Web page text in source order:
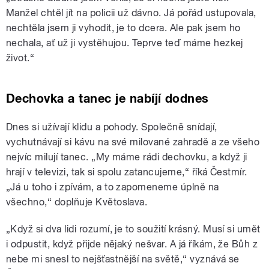
Manžel chtěl jít na policii už dávno. Já pořád ustupovala,
nechtěla jsem ji vyhodit, je to dcera. Ale pak jsem ho
nechala, ať už ji vystěhujou. Teprve teď máme hezkej
život.“
Dechovka a tanec je nabíjí dodnes
Dnes si užívají klidu a pohody. Společně snídají,
vychutnávají si kávu na své milované zahradě a ze všeho
nejvíc milují tanec. „My máme rádi dechovku, a když ji
hrají v televizi, tak si spolu zatancujeme,“ říká Čestmír.
„Já u toho i zpívám, a to zapomeneme úplně na
všechno,“ doplňuje Květoslava.
„Když si dva lidi rozumí, je to soužití krásný. Musí si umět
i odpustit, když přijde nějaký nešvar. A já říkám, že Bůh z
nebe mi snesl to nejšťastnější na světě,“ vyznává se